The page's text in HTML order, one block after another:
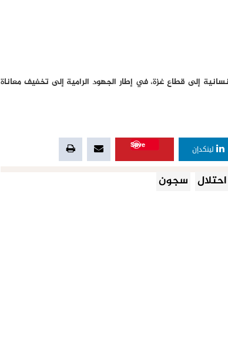
إلى قطاع غزة، في إطار الجهود الرامية إلى تخفيف معاناة
لينكدإن
Save
احتلال سجون